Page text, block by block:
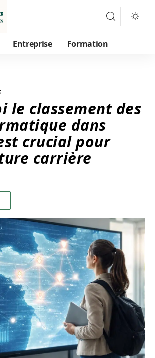
Entreprise Formation
le classement des
dans
crucial pour
carrière